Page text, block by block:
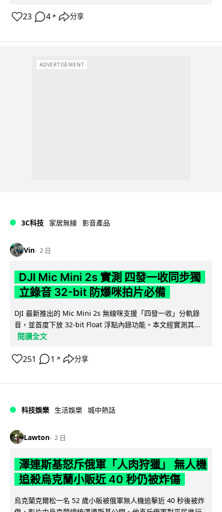
23 4 ↗ 分享
ADVERTISEMENT
3C科技 家居無線 影音產品
Vin 2 日
DJI Mic Mini 2s 實測 四發一收同步獨
立錄音 32-bit 防爆咪拍片必備
DJI 最新推出的 Mic Mini 2s 無線咪支援「四發一收」分軌錄
音，並首度下放 32-bit Float 浮點內錄功能。本文經實測其...
閱讀全文
251 1 ↗ 分享
科技娛樂 生活娛樂 城中熱話
Lawton 2 日
澤連斯基怒斥俄軍「人肉狩獵」 無人機
追殺烏克蘭小販近 40 秒仍被炸傷
烏克蘭克爾松一名 52 歲小販被俄軍無人機追擊近 40 秒後被炸